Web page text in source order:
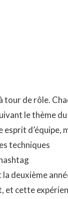
tour de rôle.
le thème du
d’équipe,
techniques
deuxième
et cette